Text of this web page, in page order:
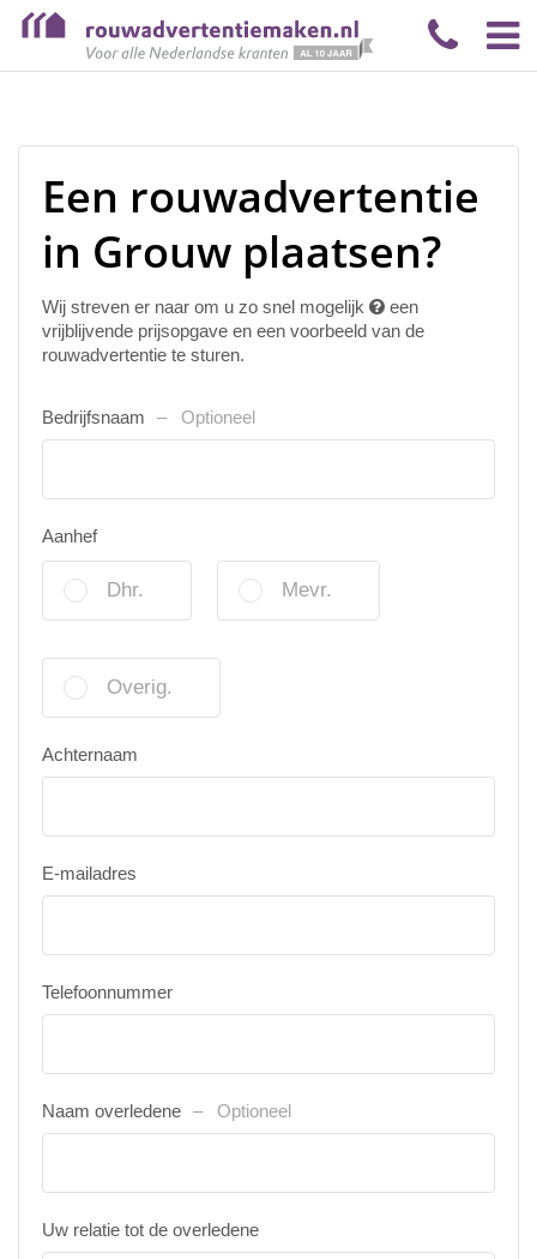
Een rouwadvertentie
in Grouw plaatsen?
Wij streven er naar om u zo snel mogelijk
een
vrijblijvende prijsopgave en een voorbeeld van de
rouwadvertentie te sturen.
Bedrijfsnaam Optioneel
Aanhef
Dhr. Mevr.
Overig.
Achternaam
E-mailadres
Telefoonnummer
Naam overledene Optioneel
Uw relatie tot de overledene